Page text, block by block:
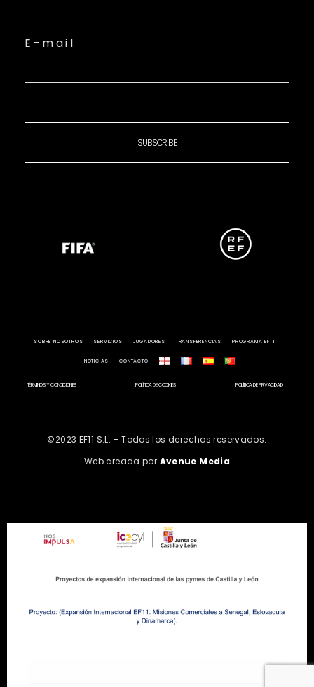
E-mail
SUBSCRIBE
SOBRE NOSOTROS SERVICIOS JUGADORES TRANSFERENCIAS PROGRAMA EF11
NOTICIAS CONTACTO
TÉRMINOS Y CONDICIONES POLÍTICA DE COOKIES POLÍTICA DE PRIVACIDAD
©2023 EF11 S.L. – Todos los derechos reservados.
Web creada por Avenue Media